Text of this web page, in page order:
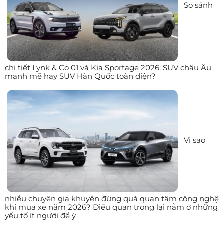
So sánh
chi tiết Lynk & Co 01 và Kia Sportage 2026: SUV châu Âu
mạnh mẽ hay SUV Hàn Quốc toàn diện?
Vì sao
nhiều chuyên gia khuyên đừng quá quan tâm công nghệ
khi mua xe năm 2026? Điều quan trọng lại nằm ở những
yếu tố ít người để ý